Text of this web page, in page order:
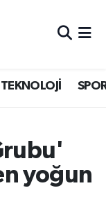
TEKNOLOJİ
yoğun